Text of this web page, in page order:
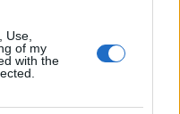
Use,
of my
with the
clar că discuția
continua să evolueze.
clasamentul nu se
varietatea bogată de